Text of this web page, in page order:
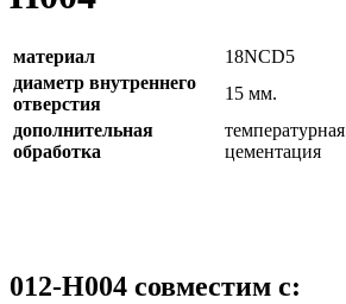
материал
18NCD5
диаметр внутреннего
отверстия
15 мм.
дополнительная
обработка
температурная
цементация
012-H004 совместим с: